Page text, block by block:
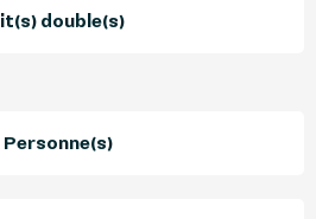
double(s)
Personne(s)